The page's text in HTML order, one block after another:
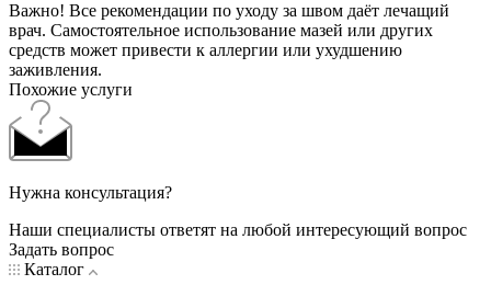
Важно! Все рекомендации по уходу за швом даёт лечащий
врач. Самостоятельное использование мазей или других
средств может привести к аллергии или ухудшению
заживления.
Похожие услуги
Нужна консультация?
Наши специалисты ответят на любой интересующий вопрос
Задать вопрос
Каталог